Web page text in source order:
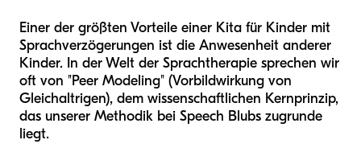
Einer der größten Vorteile einer Kita für Kinder mit
Sprachverzögerungen ist die Anwesenheit anderer
Kinder. In der Welt der Sprachtherapie sprechen wir
oft von "Peer Modeling" (Vorbildwirkung von
Gleichaltrigen), dem wissenschaftlichen Kernprinzip,
das unserer Methodik bei Speech Blubs zugrunde
liegt.